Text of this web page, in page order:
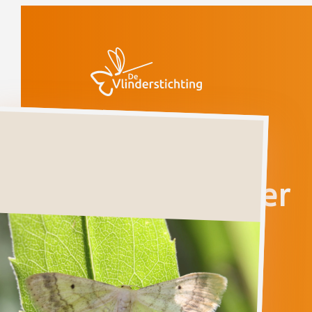
Schildstipspanner
IDAEA
BISELATA
Ga direct naar
Verspreiding